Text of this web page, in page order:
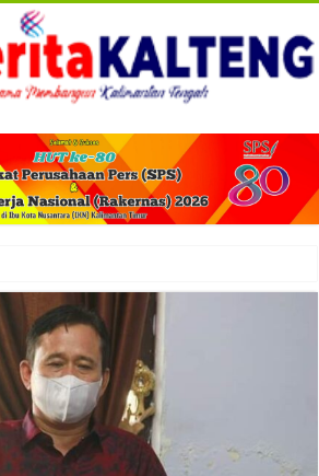
Siltap Serta Tunjangan Pemdes dan BPD di